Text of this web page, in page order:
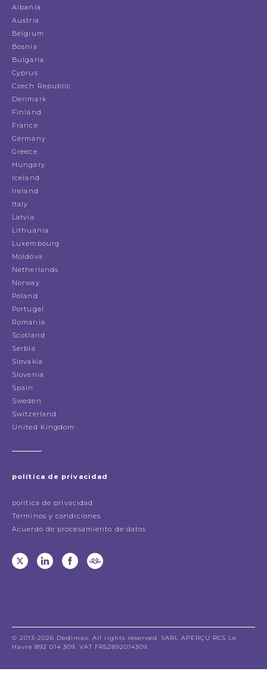
Albania
Austria
Belgium
Bosnia
Bulgaria
Cyprus
Czech Republic
Denmark
Finland
France
Germany
Greece
Hungary
Iceland
Ireland
Italy
Latvia
Lithuania
Luxembourg
Moldova
Netherlands
Norway
Poland
Portugal
Romania
Scotland
Serbia
Slovakia
Slovenia
Spain
Sweden
Switzerland
United Kingdom
política de privacidad
política de privacidad
Términos y condiciones
Acuerdo de procesamiento de datos
© 2013-2026 Dedimax. All rights reserved. SARL APERÇU RCS Le
Havre 892 014 309. VAT FR52892014309.